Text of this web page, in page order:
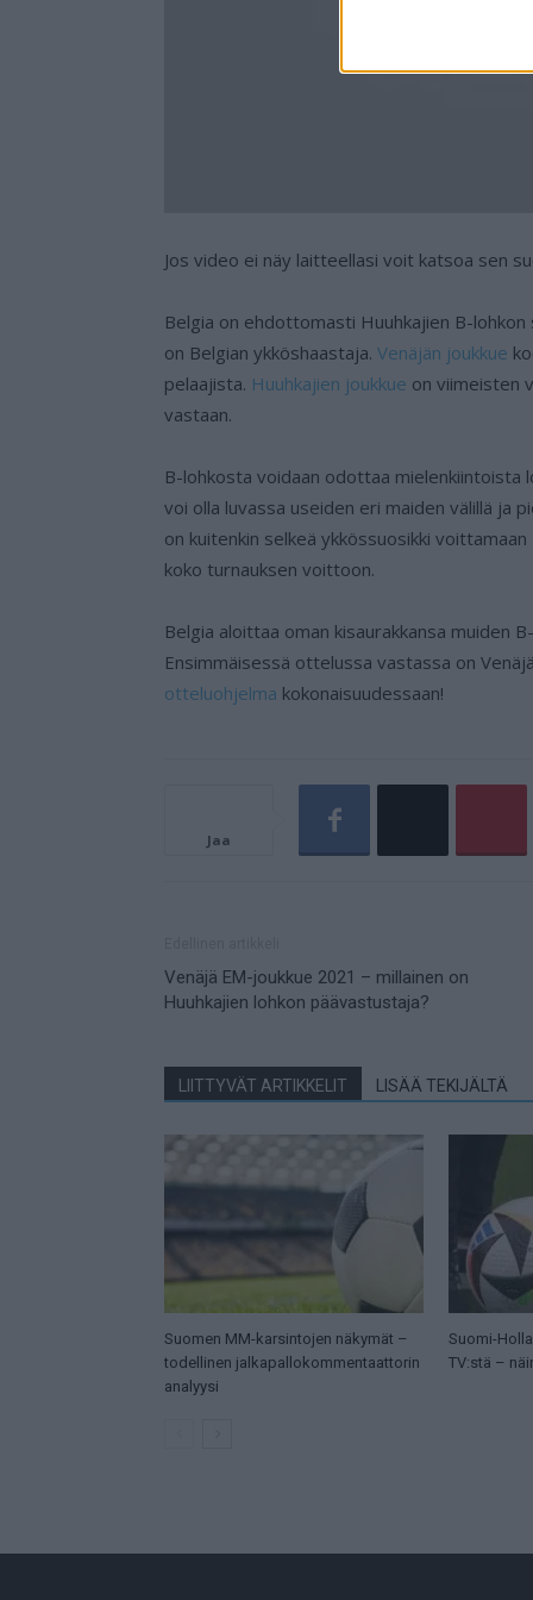
Jos video ei näy laitteellasi voit katsoa sen
Belgia on ehdottomasti Huuhkajien B-lohkon
on Belgian ykköshaastaja. Venäjän joukkue
pelaajista. Huuhkajien joukkue on viimeisten
vastaan.
B-lohkosta voidaan odottaa mielenkiintoista
voi olla luvassa useiden eri maiden välillä ja
on kuitenkin selkeä ykkössuosikki
koko turnauksen voittoon.
Belgia aloittaa oman kisaurakkansa muiden
Ensimmäisessä ottelussa vastassa on
otteluohjelma kokonaisuudessaan!
Jaa
Venäjä EM-joukkue 2021 – millainen on
Huuhkajien lohkon päävastustaja?
LIITTYVÄT ARTIKKELIT LISÄÄ TEKIJÄLTÄ
Suomen MM-karsintojen näkymät –
todellinen jalkapallokommentaattorin
analyysi
Suomi-
TV:stä –